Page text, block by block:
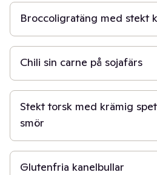
Broccoligratäng med stekt
30 min
Chili sin carne på sojafärs
30 min
Stekt torsk med krämig
smör
2 t
Glutenfria kanelbullar